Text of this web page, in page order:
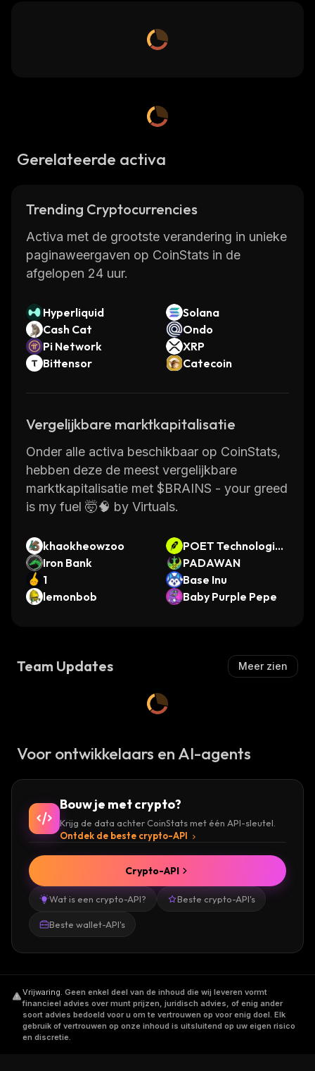
Gerelateerde activa
Trending Cryptocurrencies
Activa met de grootste verandering in unieke
paginaweergaven op CoinStats in de
afgelopen 24 uur.
Hyperliquid
Solana
Cash Cat
Ondo
Pi Network
XRP
Bittensor
Catecoin
Vergelijkbare marktkapitalisatie
Onder alle activa beschikbaar op CoinStats,
hebben deze de meest vergelijkbare
marktkapitalisatie met $BRAINS - your greed
is my fuel 🤯🧠 by Virtuals.
khaokheowzoo
POET Technologies
• Robinhood Token
Iron Bank
PADAWAN
1
Base Inu
lemonbob
Baby Purple Pepe
Team Updates Meer zien
Voor ontwikkelaars en AI-agents
Bouw je met crypto?
Krijg de data achter CoinStats met één API-sleutel.
Ontdek de beste crypto-API
Wat is een crypto-API? Beste crypto-API's
Beste wallet-API's
Crypto-API
Vrijwaring. Geen enkel deel van de inhoud die wij leveren vormt
financieel advies over munt prijzen, juridisch advies, of enig ander
soort advies bedoeld voor u om te vertrouwen op voor enig doel. Elk
gebruik of vertrouwen op onze inhoud is uitsluitend op uw eigen risico
en discretie.